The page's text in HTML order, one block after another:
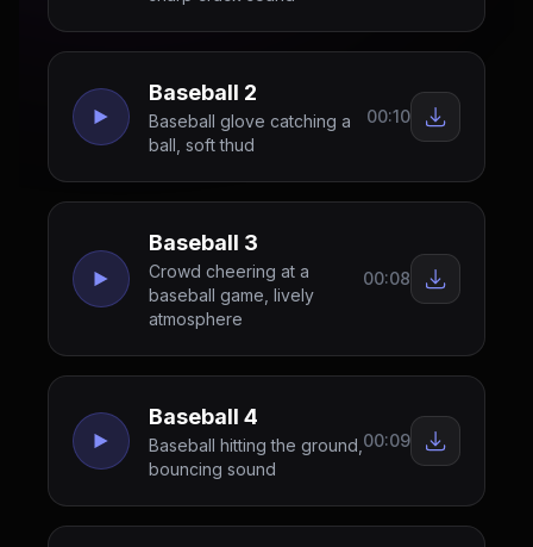
Baseball 2
Baseball glove catching a
ball, soft thud
00:10
Baseball 3
Crowd cheering at a
baseball game, lively
atmosphere
00:08
Baseball 4
Baseball hitting the ground,
bouncing sound
00:09